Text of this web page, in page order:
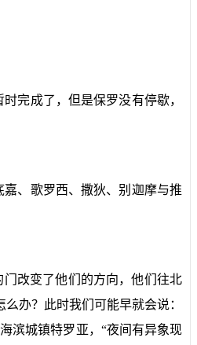
完成了，但是保罗没有停歇，
、歌罗西、撒狄、别迦摩与推
改变了他们的方向，他们往北
办？此时我们可能早就会说：
滨城镇特罗亚，“夜间有异象现